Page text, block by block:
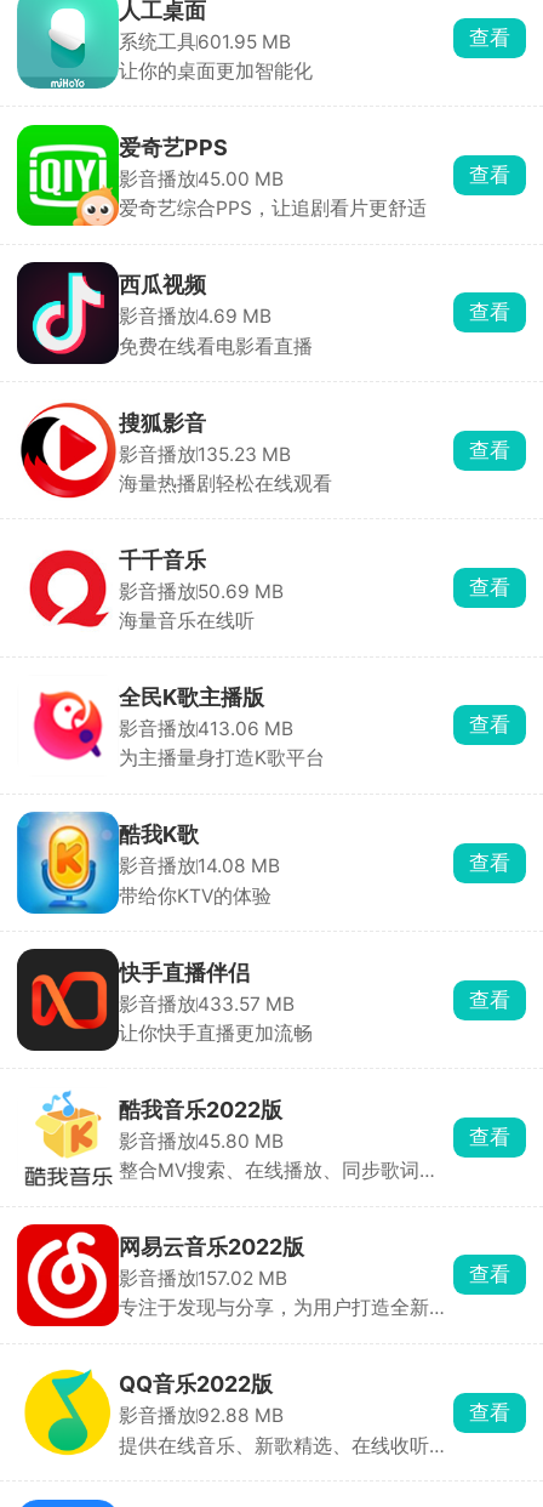
人工桌面
系统工具601.95 MB
让你的桌面更加智能化
查看
爱奇艺PPS
影音播放45.00 MB
爱奇艺综合PPS，让追剧看片更舒适
查看
西瓜视频
影音播放4.69 MB
免费在线看电影看直播
查看
搜狐影音
影音播放135.23 MB
海量热播剧轻松在线观看
查看
千千音乐
影音播放50.69 MB
海量音乐在线听
查看
全民K歌主播版
影音播放413.06 MB
为主播量身打造K歌平台
查看
酷我K歌
影音播放14.08 MB
带给你KTV的体验
查看
快手直播伴侣
影音播放433.57 MB
让你快手直播更加流畅
查看
酷我音乐2022版
影音播放45.80 MB
整合MV搜索、在线播放、同步歌词的
查看
网易云音乐2022版
影音播放157.02 MB
专注于发现与分享，为用户打造全新的
查看
QQ音乐2022版
影音播放92.88 MB
提供在线音乐、新歌精选、在线收听的
查看